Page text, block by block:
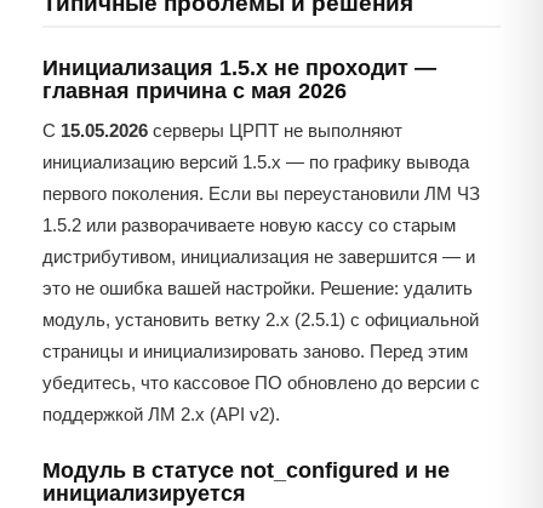
Инициализация 1.5.x не проходит —
главная причина с мая 2026
С 15.05.2026 серверы ЦРПТ не выполняют
инициализацию версий 1.5.x — по графику вывода
первого поколения. Если вы переустановили ЛМ ЧЗ
1.5.2 или разворачиваете новую кассу со старым
дистрибутивом, инициализация не завершится — и
это не ошибка вашей настройки. Решение: удалить
модуль, установить ветку 2.x (2.5.1) с официальной
страницы и инициализировать заново. Перед этим
убедитесь, что кассовое ПО обновлено до версии с
поддержкой ЛМ 2.x (API v2).
Модуль в статусе not_configured и не
инициализируется